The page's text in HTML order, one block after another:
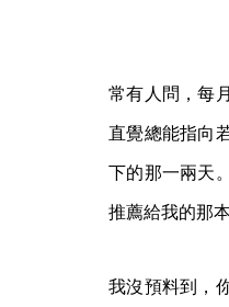
常有人問，每
直覺總能指向
下的那一兩天
推薦給我的那
我沒預料到，